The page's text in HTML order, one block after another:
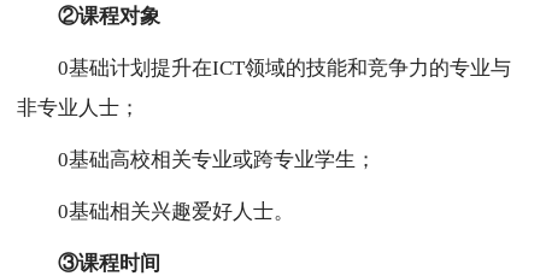
②课程对象
0基础计划提升在ICT领域的技能和竞争力的专业与
非专业人士；
0基础高校相关专业或跨专业学生；
0基础相关兴趣爱好人士。
③课程时间